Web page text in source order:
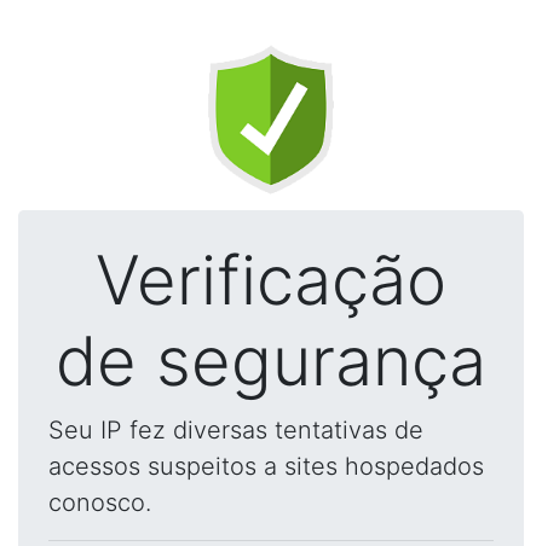
Verificação
de segurança
Seu IP fez diversas tentativas de
acessos suspeitos a sites hospedados
conosco.